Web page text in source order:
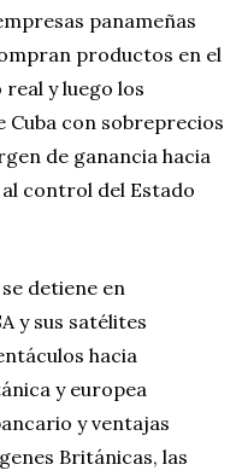
panameñas
productos en el
y luego los
Cuba con sobreprecios
de ganancia hacia
control del Estado
detiene en
y sus satélites
hacia
y europea
y ventajas
Británicas, las